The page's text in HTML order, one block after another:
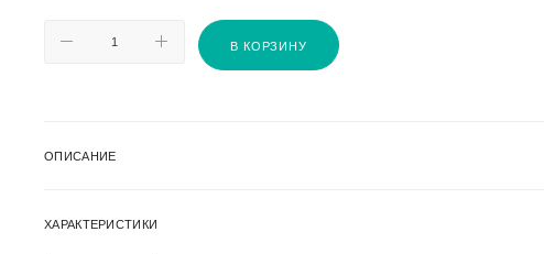
В КОРЗИНУ
ОПИСАНИЕ
ХАРАКТЕРИСТИКИ